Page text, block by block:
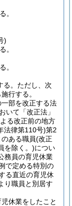
。
)
。
。
。 ただし、次
行する。
部を改正する法
いて「改正法」
る改正前の地方
法律第110号)第2
ある職員(改正
を除く。)につい
務員の育児休業
で定める特別の
る直近の育児休
り職員と別居す
休業をしたこと